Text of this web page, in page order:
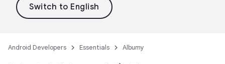
Android Developers Essentials Albumy